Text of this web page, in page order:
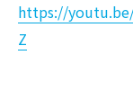
https://youtu.be/
Z